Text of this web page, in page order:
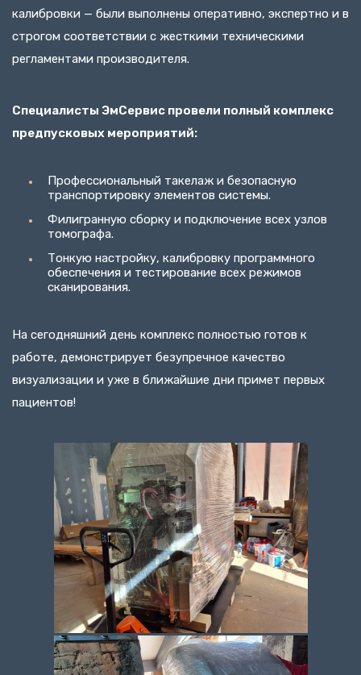
калибровки — были выполнены оперативно, экспертно и в
строгом соответствии с жесткими техническими
регламентами производителя.
Специалисты ЭмСервис провели полный комплекс
предпусковых мероприятий:
Профессиональный такелаж и безопасную
транспортировку элементов системы.
Филигранную сборку и подключение всех узлов
томографа.
Тонкую настройку, калибровку программного
обеспечения и тестирование всех режимов
сканирования.
На сегодняшний день комплекс полностью готов к
работе, демонстрирует безупречное качество
визуализации и уже в ближайшие дни примет первых
пациентов!